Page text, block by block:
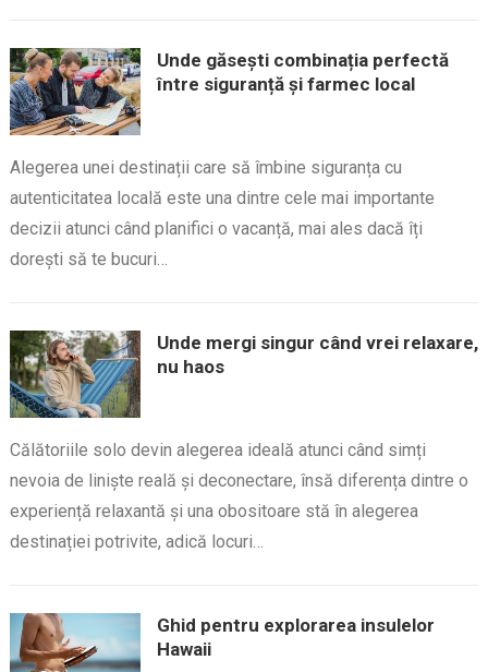
Unde găsești combinația perfectă
între siguranță și farmec local
Alegerea unei destinații care să îmbine siguranța cu
autenticitatea locală este una dintre cele mai importante
decizii atunci când planifici o vacanță, mai ales dacă îți
dorești să te bucuri…
Unde mergi singur când vrei relaxare,
nu haos
Călătoriile solo devin alegerea ideală atunci când simți
nevoia de liniște reală și deconectare, însă diferența dintre o
experiență relaxantă și una obositoare stă în alegerea
destinației potrivite, adică locuri…
Ghid pentru explorarea insulelor
Hawaii